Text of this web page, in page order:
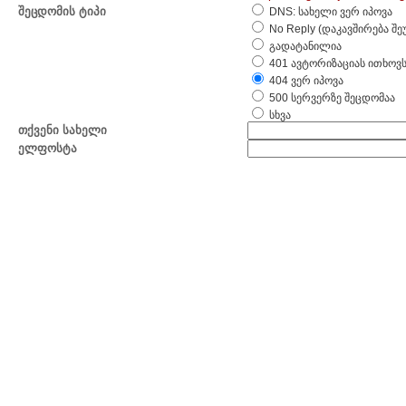
შეცდომის ტიპი
DNS: სახელი ვერ იპოვა
No Reply (დაკავშირება
გადატანილია
401 ავტორიზაციას ითხოვს
404 ვერ იპოვა
500 სერვერზე შეცდომაა
სხვა
თქვენი სახელი
ელფოსტა